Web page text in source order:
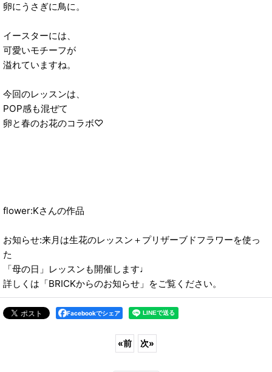
卵にうさぎに鳥に。
イースターには、
可愛いモチーフが
溢れていますね。
今回のレッスンは、
POP感も混ぜて
卵と春のお花のコラボ♡
flower:Kさんの作品
お知らせ:来月は生花のレッスン＋プリザーブドフラワーを使っ
た
「母の日」レッスンも開催します♩
詳しくは「BRICKからのお知らせ」をご覧ください。
Facebookでシェア
«前 次»